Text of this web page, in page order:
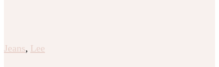
Jeans, Lee